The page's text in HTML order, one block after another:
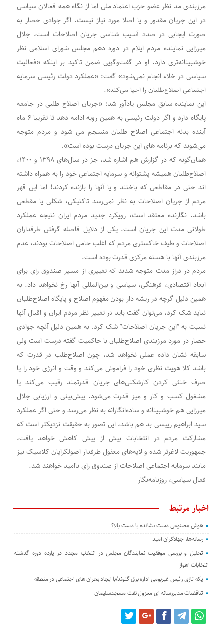
مرزبندی مد نظر عضو حزب اعتماد ملی اما از نگاه همه فعالان سیاسی
در این جریان مقدور و یا اصلا مورد نیاز نیست. اگر جوادی حصار به
صورت ایجابی در صدد آسیب شناسی جریان اصلاحات است، جلال
میرزایی نماینده مردم ایلام در دوره دهم مجلس شورای اسلامی نظر
خوشبینانه‌تری دارد. او در گفت‌وگویی ضمن تاکید بر اینکه «فعالیت
سیاسی در خلاء انجام نمی‌شود» گفت: «عملکرد دولت رئیسی سرمایه
اجتماعی اصلاح‌طلبان را احیا می‌‌کند».
این نماینده سابق مجلس یادآور شد: «جریان اصلاح طلبی در جامعه
پایگاه دارد و اگر دولت رئیسی به همین رویه ادامه دهد تا تقریبا ۶ ماه
آینده بدنه اجتماعی اصلاح طلبان منسجم می شود و مردم متوجه
می‌شوند که برنامه های این جریان درست بوده است».
همان‌گونه که در گزارش هم اشاره شد، جز در سال‌های ۱۳۹۸ و ۱۴۰۰،
اصلاح‌طلبان همیشه پشتوانه و سرمایه اجتماعی خود را به همراه داشته
اند حتی در مقاطعی که باختند و یا آنها را بازنده کردند! اما این قهر
مردم از جریان اصلاحات به نظر نمی‌رسد تاکتیکی، شکلی یا مقطعی
باشد. نگارنده معتقد است، رویکرد جدید مردم ایران نتیجه عملکرد
طولانی مدت این جریان است. یکی از دلایل فاصله گرفتن طرفداران
اصلاحات و طیف خاکستری مردم که اغلب حامی اصلاحات بودند، عدم
مرزبندی آنها با هسته مرکزی قدرت بوده است.
مردم در دراز مدت متوجه شدند که تغییری از مسیر صندوق رای برای
ابعاد اقتصادی، فرهنگی، سیاسی و بین‌المللی آنها رخ نخواهد داد. به
همین دلیل گرچه در ریشه دار بودن مفهوم اصلاح و پایگاه اصلاح‌طلبان
نباید شک کرد، می‌توان گفت باید در تغییر نظر مردم ایران و اقبال آنها
نسبت به “این جریان اصلاحات” شک کرد. به همین دلیل آنچه جوادی
حصار در مورد مرزبندی اصلاح‌طلبان با حاکمیت گفته درست است ولی
سابقه نشان داده عملی نخواهد شد، چون اصلاح‌طلب در قدرت که
باشد کلا هویت نظری خود را فراموش می‌کند و وقت و انرژی خود را یا
صرف خنثی کردن کارشکنی‌های جریان قدرتمند رقیب می‌کند یا
مشغول کسب و کار و میز قدرت می‌شود. پیش‌بینی و ارزیابی جلال
میرزایی هم خوشبینانه و ساده‌انگارانه به نظر می‌رسد و حتی اگر عملکرد
سید ابراهیم رییسی بد هم باشد، این تصور به حقیقت نزدیکتر است که
مشارکت مردم در انتخابات بیش از پیش کاهش خواهد یافت،
جمهوریت لاغرتر شده و لایه‌های معقول طرفدار اصولگرایان کلاسیک نیز
مانند سرمایه اجتماعی اصلاحات از صندوق رای ناامید خواهند شد.
فعال سیاسی، روزنامه‌نگار
اخبار مرتبط
هوش مصنوعی دست نشانده یا دست بالا؟
رسانه‌ها، جهادگران امید
تحلیل و بررسی موفقیت نمایندگان مجلس در انتخاب مجدد در یازده دوره گذشته
انتخابات اهواز
یکه تازی رئیس غیربومی اداره برق گتوند/با ایجاد بحران های اجتماعی در منطقه
تناقضات مدیررسانه ای معزول نفت مسجدسلیمان